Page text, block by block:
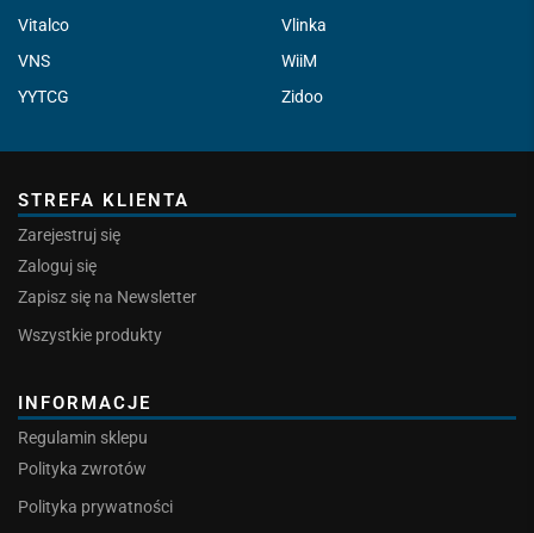
Vitalco
Vlinka
VNS
WiiM
YYTCG
Zidoo
STREFA KLIENTA
Zarejestruj się
Zaloguj się
Zapisz się na Newsletter
Wszystkie produkty
INFORMACJE
Regulamin sklepu
Polityka zwrotów
Polityka prywatności